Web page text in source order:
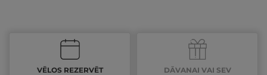
VĒLOS REZERVĒT
DĀVANAI VAI SEV